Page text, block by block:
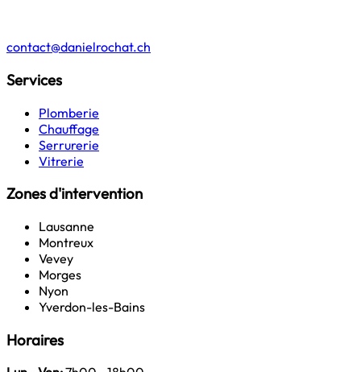
contact@danielrochat.ch
Services
Plomberie
Chauffage
Serrurerie
Vitrerie
Zones d'intervention
Lausanne
Montreux
Vevey
Morges
Nyon
Yverdon-les-Bains
Horaires